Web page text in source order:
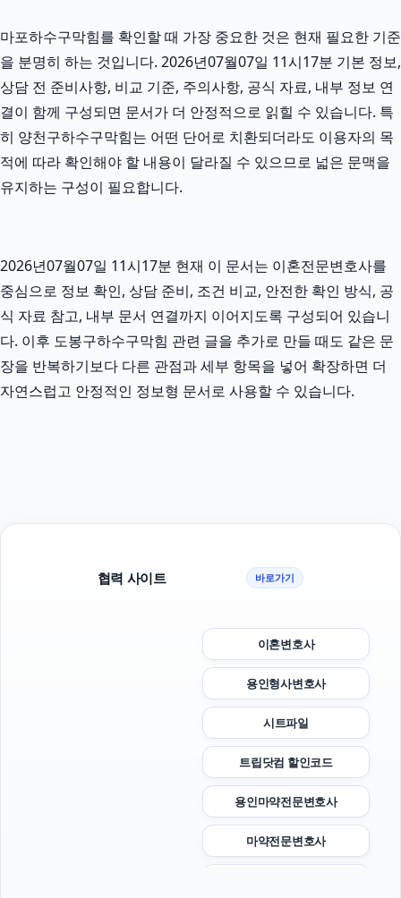
마포하수구막힘를 확인할 때 가장 중요한 것은 현재 필요한 기준
을 분명히 하는 것입니다. 2026년07월07일 11시17분 기본 정보,
상담 전 준비사항, 비교 기준, 주의사항, 공식 자료, 내부 정보 연
결이 함께 구성되면 문서가 더 안정적으로 읽힐 수 있습니다. 특
히 양천구하수구막힘는 어떤 단어로 치환되더라도 이용자의 목
적에 따라 확인해야 할 내용이 달라질 수 있으므로 넓은 문맥을
유지하는 구성이 필요합니다.
2026년07월07일 11시17분 현재 이 문서는 이혼전문변호사를
중심으로 정보 확인, 상담 준비, 조건 비교, 안전한 확인 방식, 공
식 자료 참고, 내부 문서 연결까지 이어지도록 구성되어 있습니
다. 이후 도봉구하수구막힘 관련 글을 추가로 만들 때도 같은 문
장을 반복하기보다 다른 관점과 세부 항목을 넣어 확장하면 더
자연스럽고 안정적인 정보형 문서로 사용할 수 있습니다.
협력 사이트 바로가기
이혼변호사
용인형사변호사
시트파일
트립닷컴 할인코드
용인마약전문변호사
마약전문변호사